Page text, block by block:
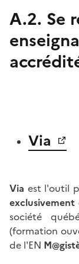
A.2. Se
Via
Via est l'outil
exclusivement
société
(formation
de l'EN